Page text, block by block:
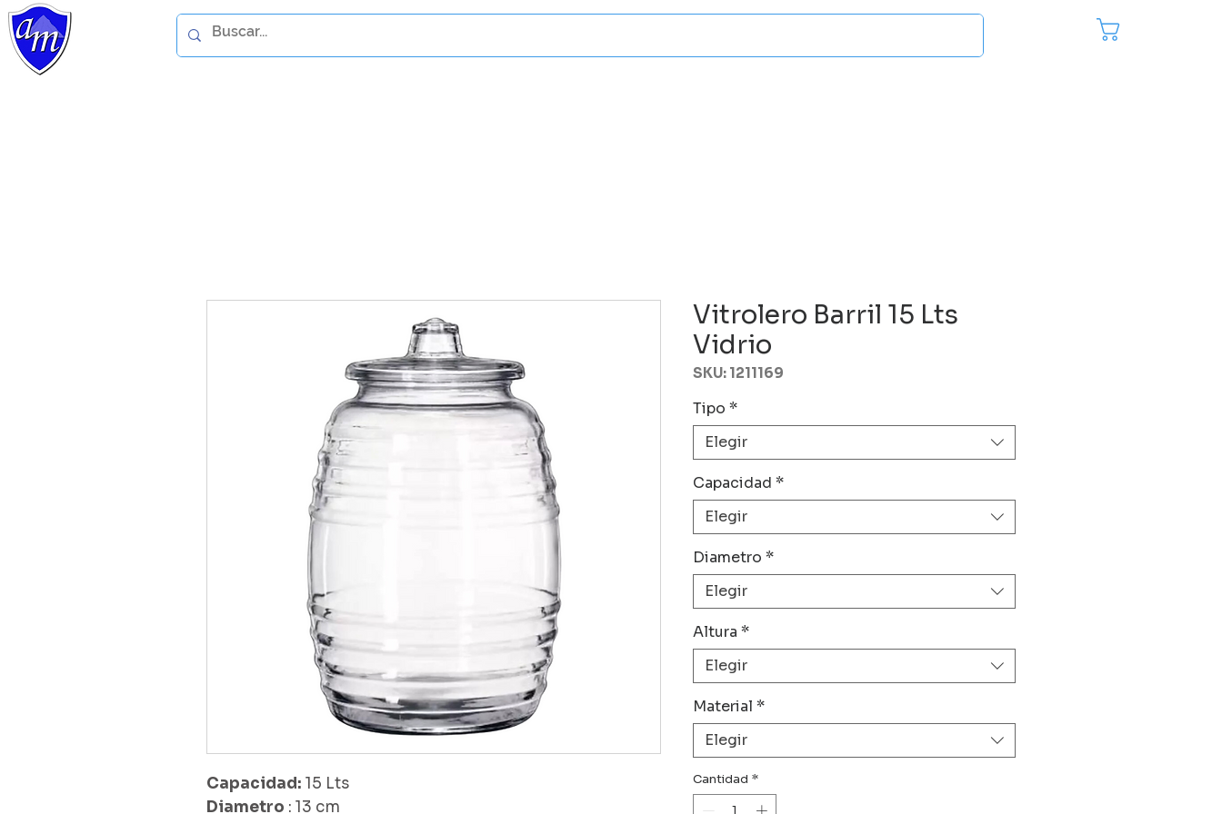
Capacidad: 15 Lts
Diametro : 13 cm
Vitrolero Barril 15 Lts
Vidrio
SKU: 1211169
Tipo *
Elegir
Capacidad *
Elegir
Diametro *
Elegir
Altura *
Elegir
Material *
Elegir
Cantidad *